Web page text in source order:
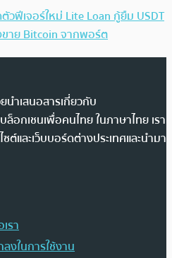
วฟีเจอร์ใหม่ Lite Loan กู้ยืม USDT
ขาย Bitcoin จากพอร์ต
นำเสนอสารเกี่ยวกับ
ล็อกเชนเพื่อคนไทย ในภาษาไทย เรา
และเว็บบอร์ดต่างประเทศและนำมา
รา
งในการใช้งาน